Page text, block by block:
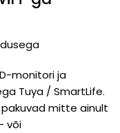
monitori ja
Tuya / SmartLife.
pakuvad mitte ainult
või